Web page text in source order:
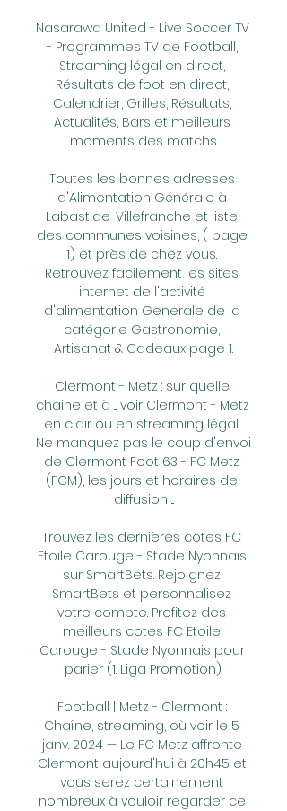
Nasarawa United - Live Soccer TV
- Programmes TV de Football,
Streaming légal en direct,
Résultats de foot en direct,
Calendrier, Grilles, Résultats,
Actualités, Bars et meilleurs
moments des matchs
Toutes les bonnes adresses
d'Alimentation Générale à
Labastide-Villefranche et liste
des communes voisines, ( page
1) et près de chez vous.
Retrouvez facilement les sites
internet de l'activité
d'alimentation Generale de la
catégorie Gastronomie,
Artisanat & Cadeaux page 1.
Clermont - Metz : sur quelle
chaine et à ... voir Clermont - Metz
en clair ou en streaming légal.
Ne manquez pas le coup d'envoi
de Clermont Foot 63 - FC Metz
(FCM), les jours et horaires de
diffusion ...
Trouvez les dernières cotes FC
Etoile Carouge - Stade Nyonnais
sur SmartBets. Rejoignez
SmartBets et personnalisez
votre compte. Profitez des
meilleurs cotes FC Etoile
Carouge - Stade Nyonnais pour
parier (1. Liga Promotion).
Football | Metz - Clermont :
Chaîne, streaming, où voir le 5
janv. 2024 — Le FC Metz affronte
Clermont aujourd'hui à 20h45 et
vous serez certainement
nombreux à vouloir regarder ce